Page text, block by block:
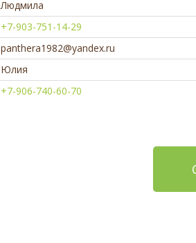
Людмила
+7-903-751-14-29
panthera1982@yandex.ru
Юлия
+7-906-740-60-70